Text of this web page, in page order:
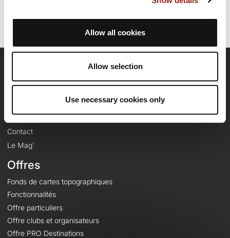
Allow all cookies
Allow selection
Use necessary cookies only
Contact
Le Mag'
Offres
Fonds de cartes topographiques
Fonctionnalités
Offre particuliers
Offre clubs et organisateurs
Offre PRO Destinations